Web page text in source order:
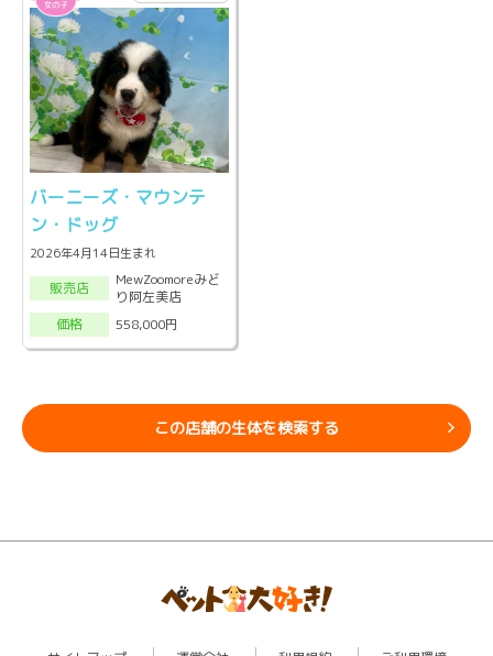
バーニーズ・マウンテ
ン・ドッグ
2026年4月14日生まれ
販売店
MewZoomoreみど
り阿左美店
価格
558,000円
この店舗の生体を検索する